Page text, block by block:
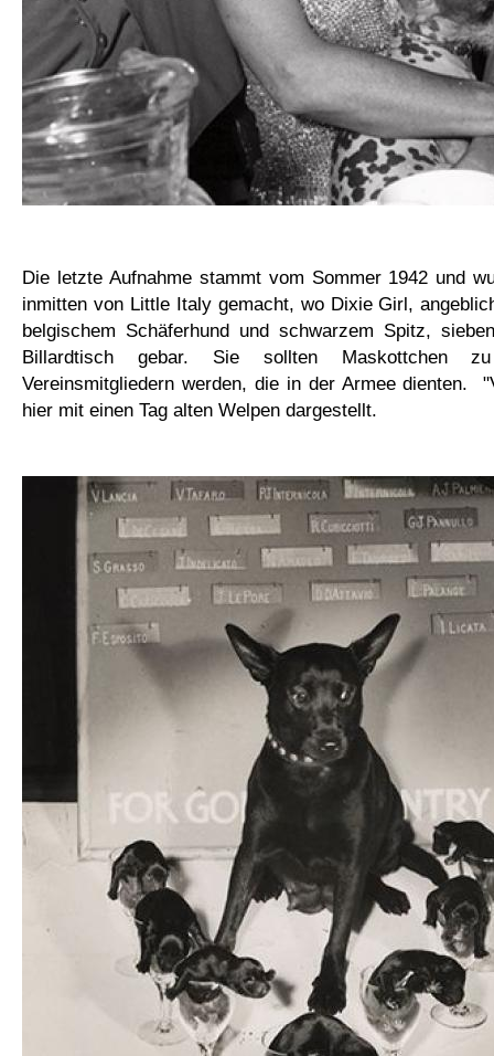
Die letzte Aufnahme stammt vom Sommer 1942 und
inmitten von Little Italy gemacht, wo Dixie Girl,
belgischem Schäferhund und schwarzem Spitz, sieben
Billardtisch gebar.
Sie sollten Maskottchen
Vereinsmitgliedern werden, die in der Armee dienten.
hier mit einen Tag alten Welpen dargestellt.